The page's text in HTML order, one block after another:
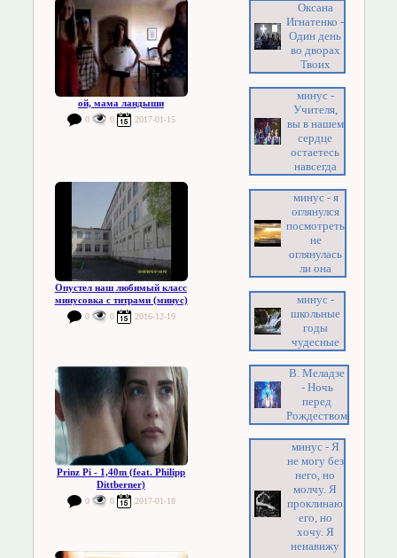
ой, мама ландыши
0 0 2017-01-15
Опустел наш любимый класс
минусовка с титрами (минус)
0 0 2016-12-19
Prinz Pi - 1,40m (feat. Philipp
Dittberner)
0 0 2017-01-18
Оксана
Игнатенко -
Один день
во дворах
Твоих
минус -
Учителя,
вы в нашем
сердце
остаетесь
навсегда
минус - я
оглянулся
посмотреть
не
оглянулась
ли она
минус -
школьные
годы
чудесные
В. Меладзе
- Ночь
перед
Рождеством
минус - Я
не могу без
него, но
молчу. Я
проклинаю
его, но
хочу. Я
ненавижу